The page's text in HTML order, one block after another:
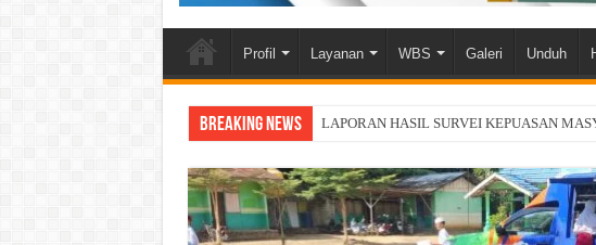
Profil Layanan WBS Galeri Unduh
Breaking News LAPORAN HASIL SURVEI KEPUASAN